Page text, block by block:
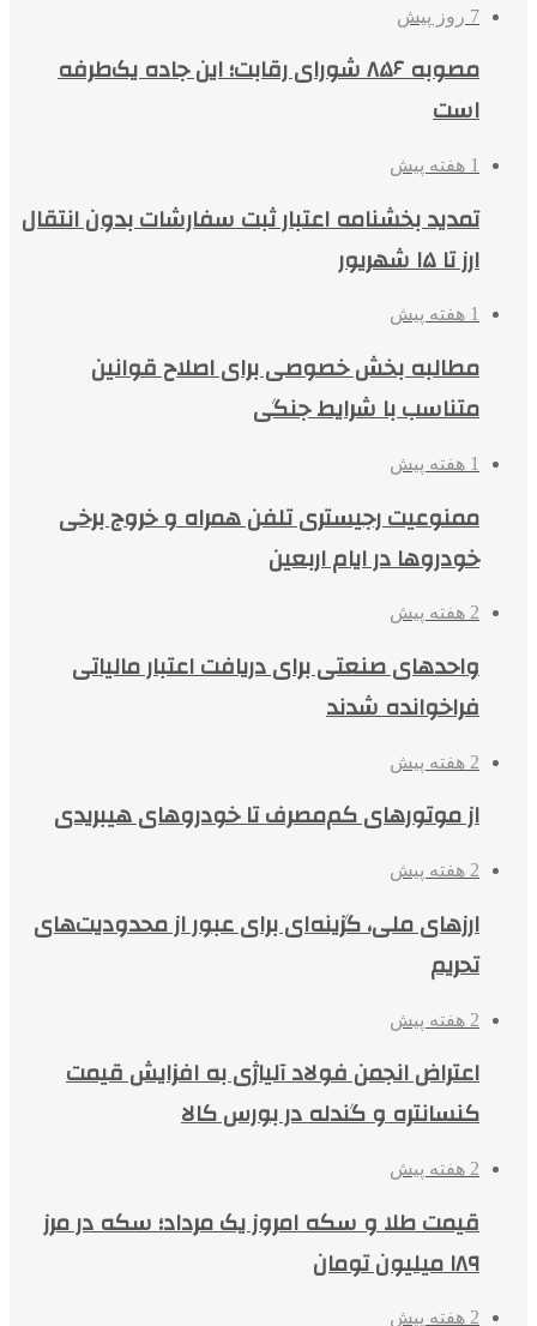
7 روز پیش
مصوبه ۸۵۶ شورای رقابت؛ این جاده یک‌طرفه
است
1 هفته پیش
تمدید بخشنامه اعتبار ثبت سفارشات بدون انتقال
ارز تا ۱۵ شهریور
1 هفته پیش
مطالبه بخش خصوصی برای اصلاح قوانین
متناسب با شرایط جنگی
1 هفته پیش
ممنوعیت رجیستری تلفن همراه و خروج برخی
خودروها در ایام اربعین
2 هفته پیش
واحدهای صنعتی برای دریافت اعتبار مالیاتی
فراخوانده شدند
2 هفته پیش
از موتورهای کم‌مصرف تا خودروهای هیبریدی
2 هفته پیش
ارزهای ملی، گزینه‌ای برای عبور از محدودیت‌های
تحریم
2 هفته پیش
اعتراض انجمن فولاد آلیاژی به افزایش قیمت
کنسانتره و گندله در بورس کالا
2 هفته پیش
قیمت طلا و سکه امروز یک مرداد؛ سکه در مرز
۱۸۹ میلیون تومان
2 هفته پیش